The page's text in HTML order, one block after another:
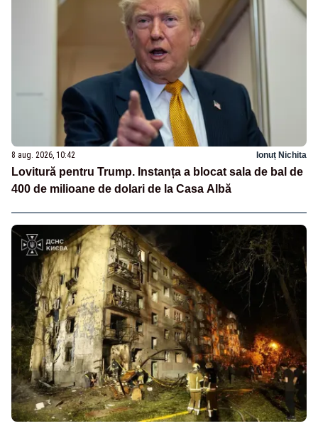
8 aug. 2026, 10:42 Ionuț Nichita
Lovitură pentru Trump. Instanța a blocat sala de bal de
400 de milioane de dolari de la Casa Albă